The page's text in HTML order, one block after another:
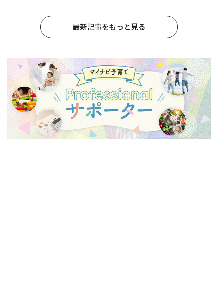
最新記事をもっと見る